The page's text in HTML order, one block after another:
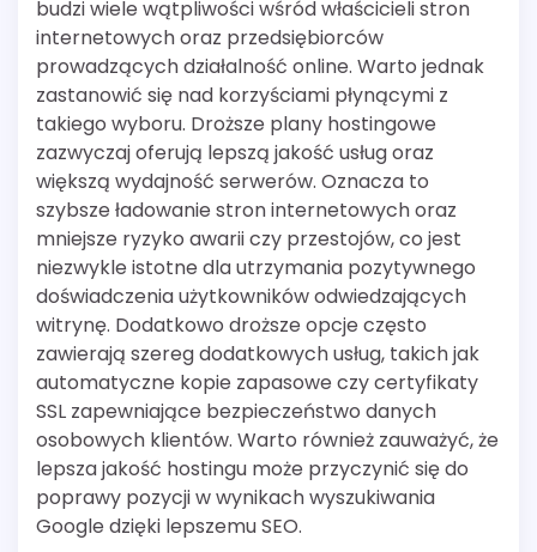
budzi wiele wątpliwości wśród właścicieli stron
internetowych oraz przedsiębiorców
prowadzących działalność online. Warto jednak
zastanowić się nad korzyściami płynącymi z
takiego wyboru. Droższe plany hostingowe
zazwyczaj oferują lepszą jakość usług oraz
większą wydajność serwerów. Oznacza to
szybsze ładowanie stron internetowych oraz
mniejsze ryzyko awarii czy przestojów, co jest
niezwykle istotne dla utrzymania pozytywnego
doświadczenia użytkowników odwiedzających
witrynę. Dodatkowo droższe opcje często
zawierają szereg dodatkowych usług, takich jak
automatyczne kopie zapasowe czy certyfikaty
SSL zapewniające bezpieczeństwo danych
osobowych klientów. Warto również zauważyć, że
lepsza jakość hostingu może przyczynić się do
poprawy pozycji w wynikach wyszukiwania
Google dzięki lepszemu SEO.